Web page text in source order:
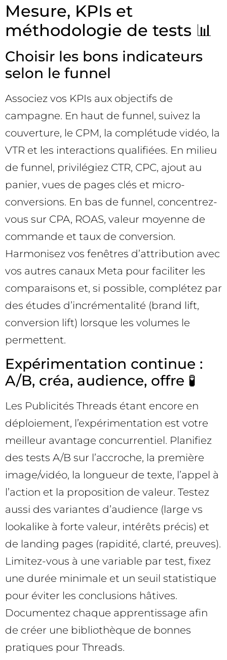
Mesure, KPIs et
méthodologie de tests 📊
Choisir les bons indicateurs
selon le funnel
Associez vos KPIs aux objectifs de
campagne. En haut de funnel, suivez la
couverture, le CPM, la complétude vidéo, la
VTR et les interactions qualifiées. En milieu
de funnel, privilégiez CTR, CPC, ajout au
panier, vues de pages clés et micro-
conversions. En bas de funnel, concentrez-
vous sur CPA, ROAS, valeur moyenne de
commande et taux de conversion.
Harmonisez vos fenêtres d’attribution avec
vos autres canaux Meta pour faciliter les
comparaisons et, si possible, complétez par
des études d’incrémentalité (brand lift,
conversion lift) lorsque les volumes le
permettent.
Expérimentation continue :
A/B, créa, audience, offre 🧪
Les Publicités Threads étant encore en
déploiement, l’expérimentation est votre
meilleur avantage concurrentiel. Planifiez
des tests A/B sur l’accroche, la première
image/vidéo, la longueur de texte, l’appel à
l’action et la proposition de valeur. Testez
aussi des variantes d’audience (large vs
lookalike à forte valeur, intérêts précis) et
de landing pages (rapidité, clarté, preuves).
Limitez-vous à une variable par test, fixez
une durée minimale et un seuil statistique
pour éviter les conclusions hâtives.
Documentez chaque apprentissage afin
de créer une bibliothèque de bonnes
pratiques pour Threads.